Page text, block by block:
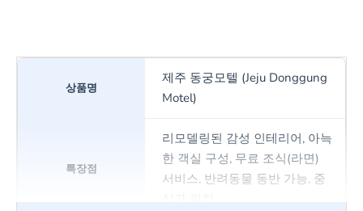
제주 동궁모텔 (Jeju Donggung
Motel)
리모델링된 감성 인테리어, 아늑
한 객실 구성, 무료 조식(라면)
서비스, 반려동물 동반 가능, 중